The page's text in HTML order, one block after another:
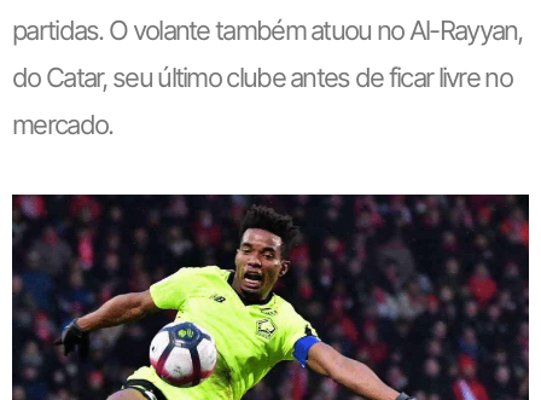
partidas. O volante também atuou no Al-Rayyan,
do Catar, seu último clube antes de ficar livre no
mercado.